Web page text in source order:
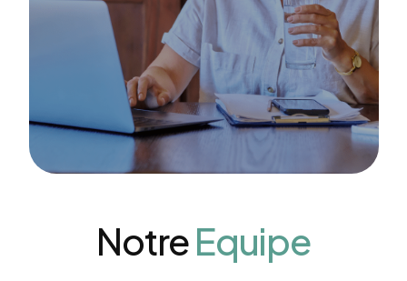
NotreEquipe